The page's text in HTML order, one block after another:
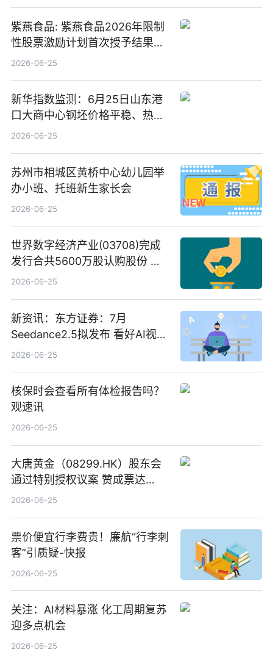
紫燕食品: 紫燕食品2026年限制
性股票激励计划首次授予结果公
告-微资讯
2026-06-25
新华指数监测：6月25日山东港
口大商中心钢坯价格平稳、热轧
C料价格微幅下跌
2026-06-25
苏州市相城区黄桥中心幼儿园举
办小班、托班新生家长会
2026-06-25
世界数字经济产业(03708)完成
发行合共5600万股认购股份 净
筹约1007万港元 独家焦点
2026-06-25
新资讯：东方证券：7月
Seedance2.5拟发布 看好AI视频
创作工作流进一步提效
2026-06-25
核保时会查看所有体检报告吗？
观速讯
2026-06-25
大唐黄金（08299.HK）股东会
通过特别授权议案 赞成票达
100%_新动态
2026-06-25
票价便宜行李费贵！廉航“行李刺
客”引质疑-快报
2026-06-25
关注：AI材料暴涨 化工周期复苏
迎多点机会
2026-06-25